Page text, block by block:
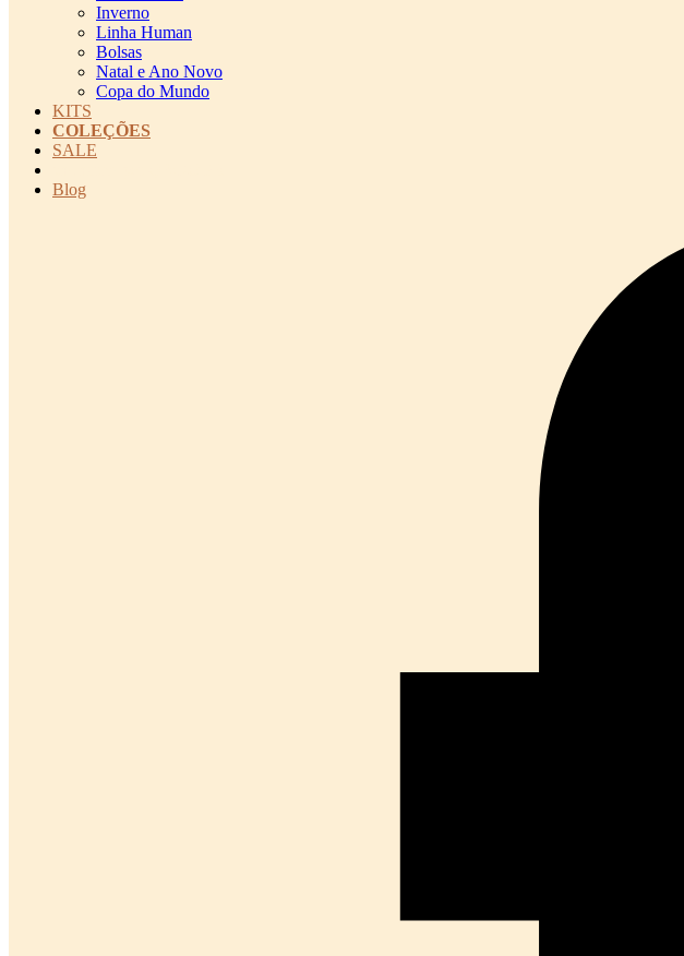
Inverno
Linha Human
Bolsas
Natal e Ano Novo
Copa do Mundo
KITS
COLEÇÕES
SALE
Blog